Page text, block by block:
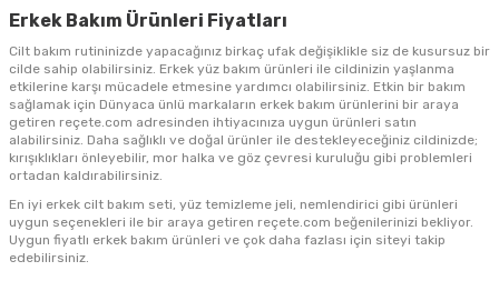
Erkek Bakım Ürünleri Fiyatları
Cilt bakım rutininizde yapacağınız birkaç ufak değişiklikle siz de kusursuz bir
cilde sahip olabilirsiniz. Erkek yüz bakım ürünleri ile cildinizin yaşlanma
etkilerine karşı mücadele etmesine yardımcı olabilirsiniz. Etkin bir bakım
sağlamak için Dünyaca ünlü markaların erkek bakım ürünlerini bir araya
getiren reçete.com adresinden ihtiyacınıza uygun ürünleri satın
alabilirsiniz. Daha sağlıklı ve doğal ürünler ile destekleyeceğiniz cildinizde;
kırışıklıkları önleyebilir, mor halka ve göz çevresi kuruluğu gibi problemleri
ortadan kaldırabilirsiniz.
En iyi erkek cilt bakım seti, yüz temizleme jeli, nemlendirici gibi ürünleri
uygun seçenekleri ile bir araya getiren reçete.com beğenilerinizi bekliyor.
Uygun fiyatlı erkek bakım ürünleri ve çok daha fazlası için siteyi takip
edebilirsiniz.